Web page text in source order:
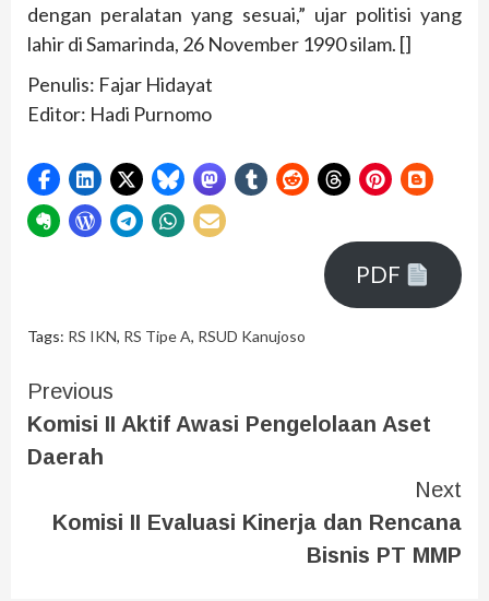
dengan peralatan yang sesuai,” ujar politisi yang
lahir di Samarinda, 26 November 1990 silam. []
Penulis: Fajar Hidayat
Editor: Hadi Purnomo
PDF
Tags: RS IKN, RS Tipe A, RSUD Kanujoso
Previous
Komisi II Aktif Awasi Pengelolaan Aset
Daerah
Next
Komisi II Evaluasi Kinerja dan Rencana
Bisnis PT MMP